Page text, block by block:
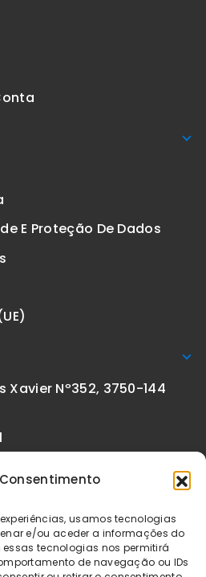
usamos tecnologias
e/ou aceder a informações do
tecnologias nos permitirá
de navegação ou IDs
E Proteção De Dados
Xavier Nº352, 3750-144
online.pt
IVA à taxa legal em vigor. Todos